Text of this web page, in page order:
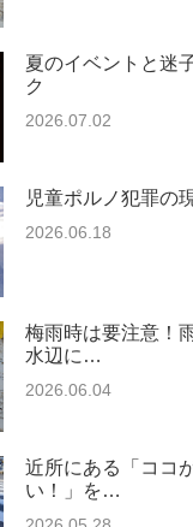
夏のイベントと迷
ク
2026.07.02
児童ポルノ犯罪の
2026.06.18
梅雨時は要注意！
水辺に…
2026.06.04
近所にある「ココ
い！」を…